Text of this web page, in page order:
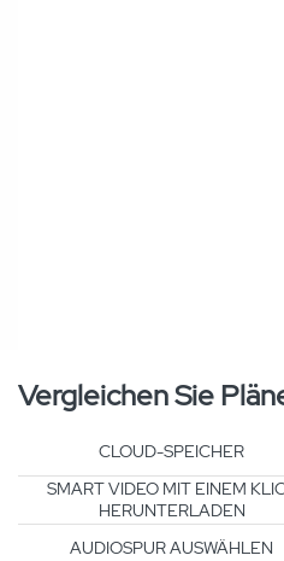
Vergleichen Sie
CLOUD-SPEICHER
SMART VIDEO MIT EINEM
HERUNTERLADEN
AUDIOSPUR AUSWÄHLEN